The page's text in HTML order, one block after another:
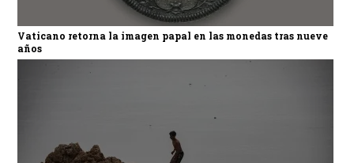
Vaticano retorna la imagen papal en las monedas tras nueve
años